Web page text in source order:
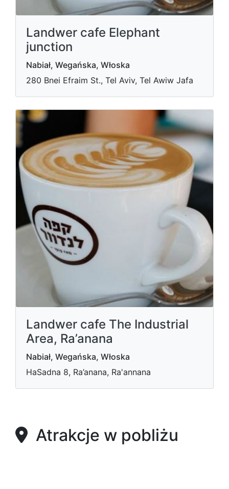
Landwer cafe Elephant
junction
Nabiał, Wegańska, Włoska
280 Bnei Efraim St., Tel Aviv, Tel Awiw Jafa
Landwer cafe The Industrial
Area, Ra’anana
Nabiał, Wegańska, Włoska
HaSadna 8, Ra’anana, Ra'annana
Atrakcje w pobliżu